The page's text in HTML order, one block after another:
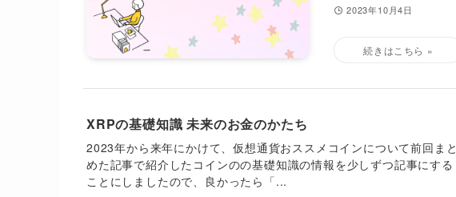
2023年10月4日
XRPの基礎知識 未来のお金のかたち
2023年から来年にかけて、仮想通貨おススメコインについて前回まと
めた記事で紹介したコインのの基礎知識の情報を少しずつ記事にする
ことにしましたので、良かったら「...